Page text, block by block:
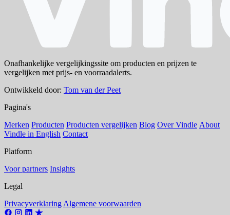
Onafhankelijke vergelijkingssite om producten en prijzen te
vergelijken met prijs- en voorraadalerts.
Ontwikkeld door: Tom van der Peet
Pagina's
Merken Producten Producten vergelijken Blog Over Vindle About
Vindle in English Contact
Platform
Voor partners Insights
Legal
Privacyverklaring Algemene voorwaarden